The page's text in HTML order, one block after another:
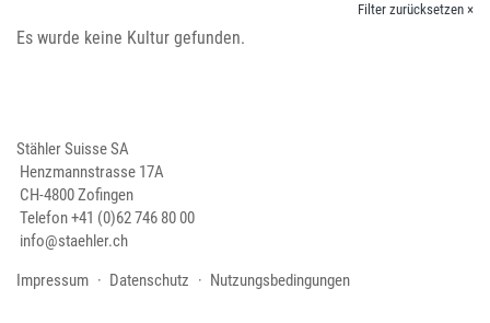
Filter zurücksetzen ×
Es wurde keine Kultur gefunden.
Stähler Suisse SA
Henzmannstrasse 17A
CH-4800 Zofingen
Telefon+41 (0)62 746 80 00
info@staehler.ch
Impressum
Datenschutz Nutzungsbedingungen